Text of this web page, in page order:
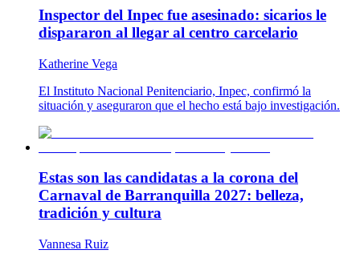
Inspector del Inpec fue asesinado: sicarios le
dispararon al llegar al centro carcelario
Katherine Vega
El Instituto Nacional Penitenciario, Inpec, confirmó la
situación y aseguraron que el hecho está bajo investigación.
Estas son las candidatas a la corona del
Carnaval de Barranquilla 2027: belleza,
tradición y cultura
Vannesa Ruiz